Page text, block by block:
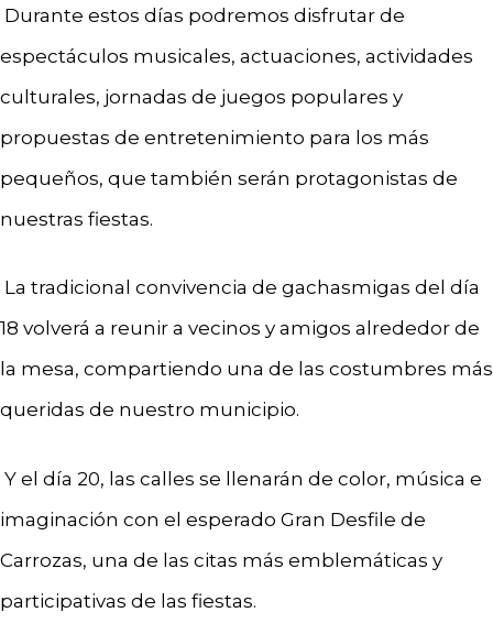
Durante estos días podremos disfrutar de
espectáculos musicales, actuaciones, actividades
culturales, jornadas de juegos populares y
propuestas de entretenimiento para los más
pequeños, que también serán protagonistas de
nuestras fiestas.
La tradicional convivencia de gachasmigas del día
18 volverá a reunir a vecinos y amigos alrededor de
la mesa, compartiendo una de las costumbres más
queridas de nuestro municipio.
Y el día 20, las calles se llenarán de color, música e
imaginación con el esperado Gran Desfile de
Carrozas, una de las citas más emblemáticas y
participativas de las fiestas.